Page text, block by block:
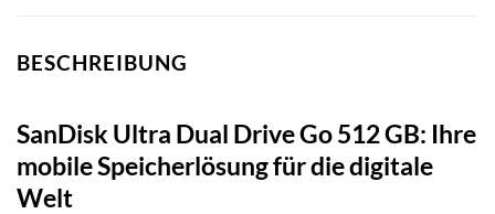
BESCHREIBUNG
SanDisk Ultra Dual Drive Go 512 GB: Ihre
mobile Speicherlösung für die digitale
Welt